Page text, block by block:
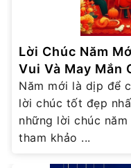
Lời Chúc Năm
Vui Và May Mắn
Năm mới là dịp để
lời chúc tốt đẹp
những lời chúc
tham khảo ...